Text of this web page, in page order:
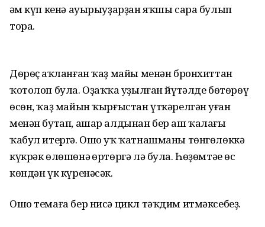
һәм күп кенә ауырыуҙарҙан яҡшы сара булып
тора.
Дѳрѳҫ һаҡланған ҡаҙ майы менән бронхиттан
ҡотолоп була. Оҙаҡҡа һуҙылған йүтәлде бѳтѳрѳү
өсөн, ҡаҙ майын ҡырғыстан үткәрелгән һуған
менән бутап, ашар алдынан бер аш ҡалағы
ҡабул итергә. Ошо уҡ ҡатнашманы төнгѳлѳккә
күкрәк өлөшөнә һөртөргә лә була. Һөҙөмтәһе өс
көндән үк күренәсәк.
Ошо темаға бер нисә цикл тәҡдим итмәксебеҙ.